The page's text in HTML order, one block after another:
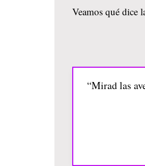
Veamos qué dice
“Mirad las